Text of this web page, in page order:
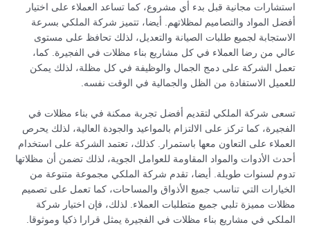
استشارات مجانية قبل بدء أي مشروع، كما تساعد العملاء على اختيار
أفضل المواد والتصاميم لمظلاتهم. أيضا، تتميز شركة الملكي بسرعة
الاستجابة لجميع طلبات الصيانة والتعديل، لذلك تحافظ على مستوى
عالي من رضا العملاء في كل مشاريع بناء مظلات في الفجيرة. كما،
تعمل الشركة على دمج الجمال والوظيفة في كل مظلة، لذلك يمكن
للعميل الاستفادة من الظل والجمالية في الوقت نفسه.
تسعى شركة الملكي لتقديم أفضل تجربة ممكنة في بناء مظلات في
الفجيرة، كما تركز على الالتزام بالمواعيد والجودة العالية، لذلك يحرص
العملاء على التعاون معها باستمرار. كذلك، تعتمد الشركة على استخدام
أحدث الأدوات والمواد المقاومة للعوامل الجوية، لذلك تضمن أن مظلاتها
تدوم لسنوات طويلة. أيضا، تقدم شركة الملكي مجموعة متنوعة من
الخيارات التي تناسب جميع الأذواق والمساحات، كما تعمل على تصميم
مظلات مميزة تلبي جميع متطلبات العملاء. لذلك، فإن اختيار شركة
الملكي في مشاريع بناء مظلات في الفجيرة يمثل قرارا ذكيا وموثوقا.